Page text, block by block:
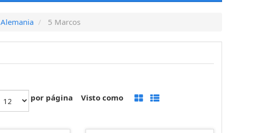
Alemania 5 Marcos
por página Visto como